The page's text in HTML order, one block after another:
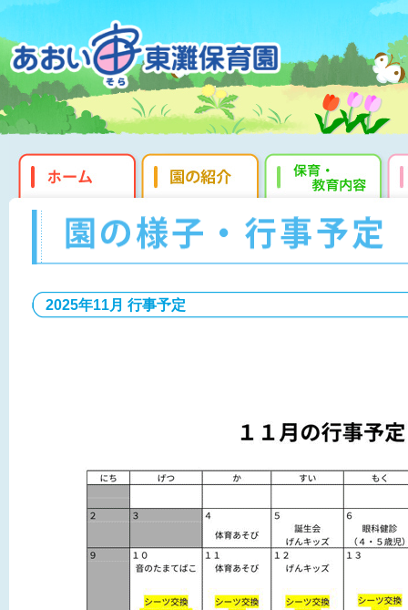
2025年11月 行事予定